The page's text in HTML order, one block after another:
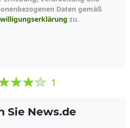
Daten gemäß
zu.
1
Sie News.de